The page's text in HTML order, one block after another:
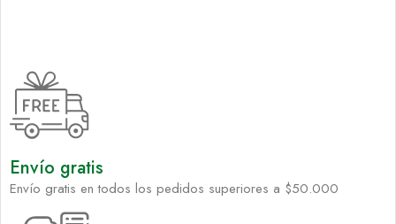
Envío gratis
Envío gratis en todos los pedidos superiores a $50.000